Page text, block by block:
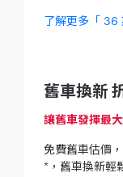
了解更多「 36
舊車換新
讓舊車發揮最
免費舊車估價
*，舊車換新輕